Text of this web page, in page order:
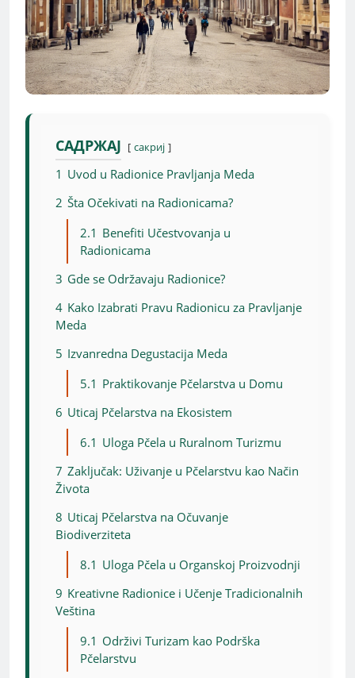
САДРЖАЈ сакриј
1 Uvod u Radionice Pravljanja Meda
2 Šta Očekivati na Radionicama?
2.1 Benefiti Učestvovanja u
Radionicama
3 Gde se Održavaju Radionice?
4 Kako Izabrati Pravu Radionicu za Pravljanje
Meda
5 Izvanredna Degustacija Meda
5.1 Praktikovanje Pčelarstva u Domu
6 Uticaj Pčelarstva na Ekosistem
6.1 Uloga Pčela u Ruralnom Turizmu
7 Zaključak: Uživanje u Pčelarstvu kao Način
Života
8 Uticaj Pčelarstva na Očuvanje
Biodiverziteta
8.1 Uloga Pčela u Organskoj Proizvodnji
9 Kreativne Radionice i Učenje Tradicionalnih
Veština
9.1 Održivi Turizam kao Podrška
Pčelarstvu